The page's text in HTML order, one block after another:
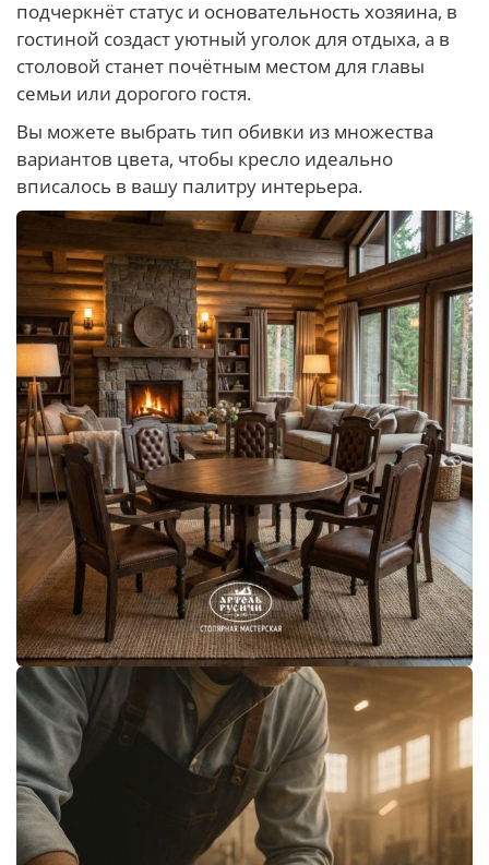
подчеркнёт статус и основательность хозяина, в
гостиной создаст уютный уголок для отдыха, а в
столовой станет почётным местом для главы
семьи или дорогого гостя.
Вы можете выбрать тип обивки из множества
вариантов цвета, чтобы кресло идеально
вписалось в вашу палитру интерьера.